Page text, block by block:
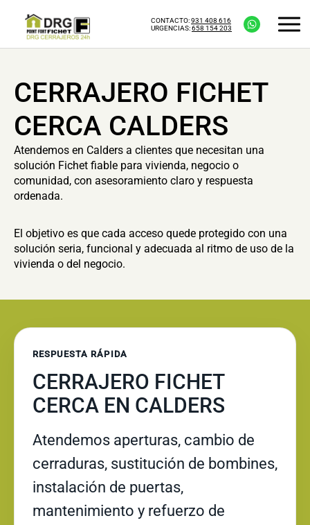
CONTACTO:931 408 616
URGENCIAS:658 154 203
CERRAJERO FICHET
CERCA CALDERS
Atendemos en Calders a clientes que necesitan una
solución Fichet fiable para vivienda, negocio o
comunidad, con asesoramiento claro y respuesta
ordenada.
El objetivo es que cada acceso quede protegido con una
solución seria, funcional y adecuada al ritmo de uso de la
vivienda o del negocio.
RESPUESTA RÁPIDA
CERRAJERO FICHET
CERCA EN CALDERS
Atendemos aperturas, cambio de
cerraduras, sustitución de bombines,
instalación de puertas,
mantenimiento y refuerzo de